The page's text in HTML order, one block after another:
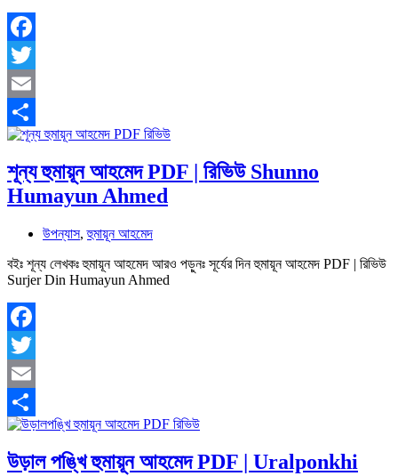
Facebook
Twitter
Email
Share
শূন্য হুমায়ূন আহমেদ PDF | রিভিউ Shunno
Humayun Ahmed
উপন্যাস,হুমায়ূন আহমেদ
বইঃ শূন্য লেখকঃ হুমায়ূন আহমেদ আরও পড়ুনঃ সূর্যের দিন হুমায়ূন আহমেদ PDF | রিভিউ
Surjer Din Humayun Ahmed
Facebook
Twitter
Email
Share
উড়াল পঙ্খি হুমায়ূন আহমেদ PDF | Uralponkhi